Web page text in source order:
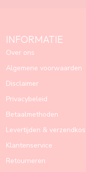
INFORMATIE
Over ons
Algemene voorwaarden
Disclaimer
Privacybeleid
Betaalmethoden
Levertijden &
Klantenservice
Retourneren